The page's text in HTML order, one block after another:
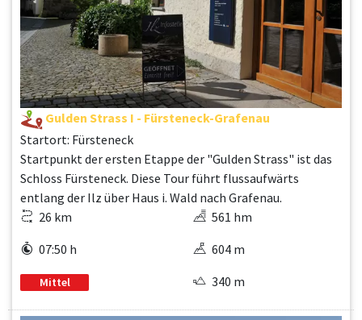
Gulden Strass I - Fürsteneck-Grafenau
Startort: Fürsteneck
Startpunkt der ersten Etappe der "Gulden Strass" ist das
Schloss Fürsteneck. Diese Tour führt flussaufwärts
entlang der Ilz über Haus i. Wald nach Grafenau.
26 km
07:50 h
Mittel
561 hm
604 m
340 m